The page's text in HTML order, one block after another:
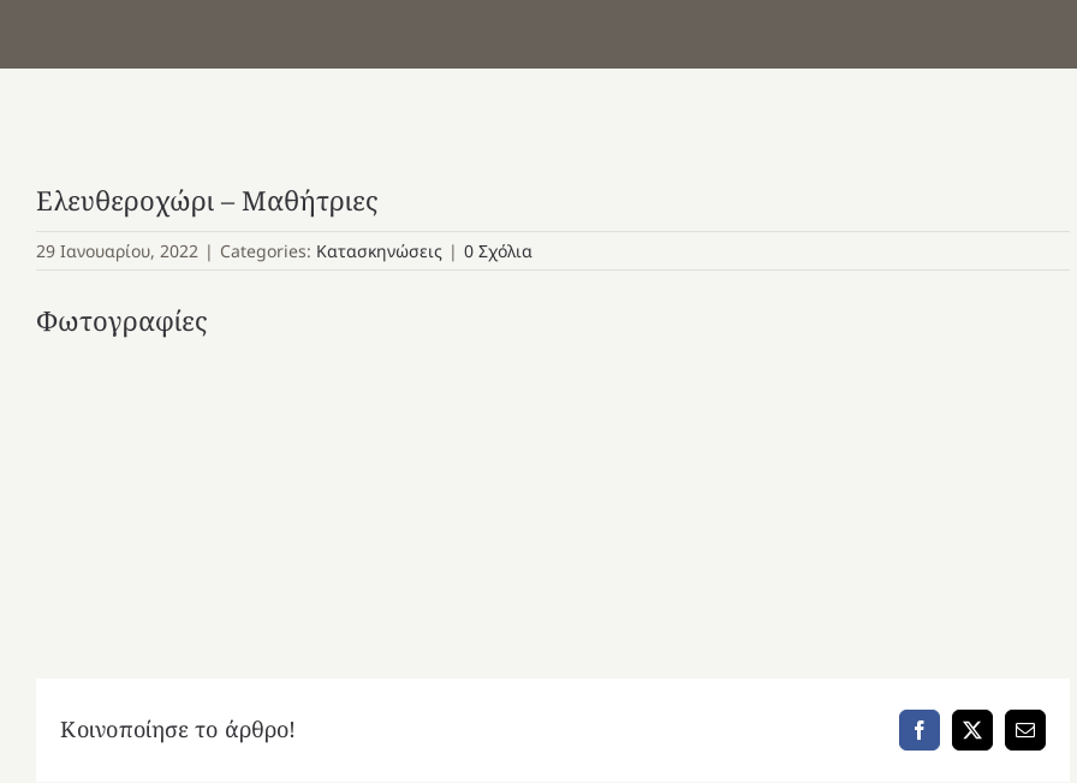
Ελευθεροχώρι – Μαθήτριες
29 Ιανουαρίου, 2022 | Categories: Κατασκηνώσεις | 0 Σχόλια
Φωτογραφίες
Κοινοποίησε το άρθρο! Facebook
X Email